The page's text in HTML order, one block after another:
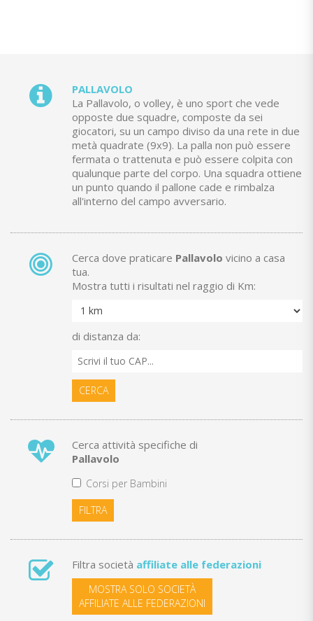
PALLAVOLO
La Pallavolo, o volley, è uno sport che vede
opposte due squadre, composte da sei
giocatori, su un campo diviso da una rete in due
metà quadrate (9x9). La palla non può essere
fermata o trattenuta e può essere colpita con
qualunque parte del corpo. Una squadra ottiene
un punto quando il pallone cade e rimbalza
all'interno del campo avversario.
Cerca dove praticare Pallavolo vicino a casa
tua.
Mostra tutti i risultati nel raggio di Km:
di distanza da:
CERCA
Cerca attività specifiche di
Pallavolo
Corsi per Bambini
FILTRA
Filtra società affiliate alle federazioni
MOSTRA SOLO SOCIETÀ
AFFILIATE ALLE FEDERAZIONI